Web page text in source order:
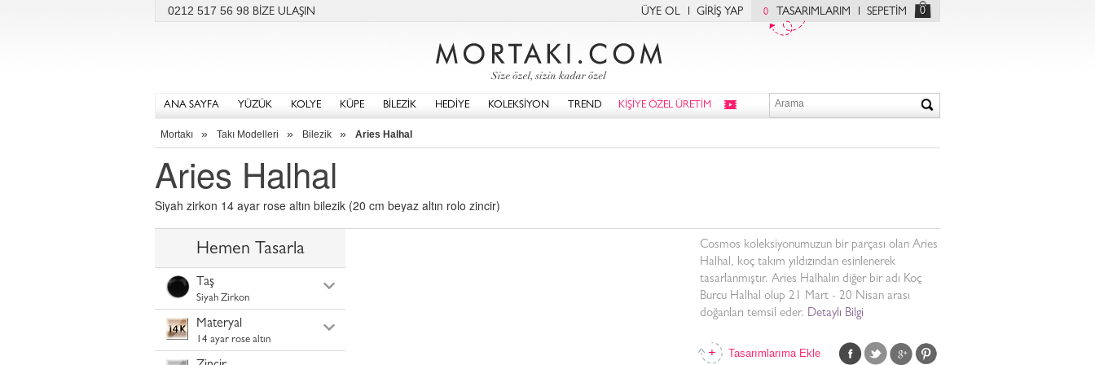
0212 517 56 98 BİZE ULAŞIN ÜYE OL GİRİŞ YAP 0 TASARIMLARIM SEPETİM 0
ANA SAYFA YÜZÜK KOLYE KÜPE BİLEZİK HEDİYE KOLEKSİYON TREND KİŞİYE ÖZEL ÜRETİM
Mortakı » Takı Modelleri » Bilezik » Aries Halhal
Aries Halhal
Siyah zirkon 14 ayar rose altın bilezik (20 cm beyaz altın rolo zincir)
Hemen Tasarla
Taş
Siyah Zirkon
Materyal
14 ayar rose altın
Cosmos koleksiyonumuzun bir parçası olan Aries
Halhal, koç takım yıldızından esinlenerek
tasarlanmıştır. Aries Halhalın diğer bir adı Koç
Burcu Halhal olup 21 Mart - 20 Nisan arası
doğanları temsil eder. Detaylı Bilgi
Tasarımlarıma Ekle